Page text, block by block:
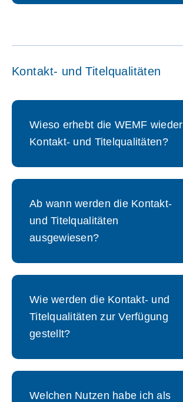
Kontakt- und Titelqualitäten
Wieso erhebt die WEMF wieder
Kontakt- und Titelqualitäten?
Ab wann werden die Kontakt-
und Titelqualitäten
ausgewiesen?
Wie werden die Kontakt- und
Titelqualitäten zur Verfügung
gestellt?
Welchen Nutzen habe ich als